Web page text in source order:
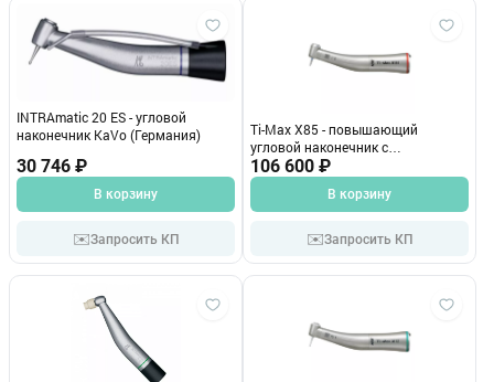
INTRAmatic 20 ES - угловой
наконечник KaVo (Германия)
30 746 ₽
В корзину
✉️Запросить КП
Ti-Max X85 - повышающий
угловой наконечник с
миниатюрной головкой, без
оптики, 1:5. NSK
106 600 ₽
В корзину
✉️Запросить КП